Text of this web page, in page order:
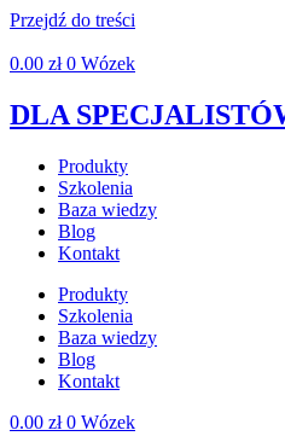
Przejdź do treści
0.00 zł 0 Wózek
DLA
Produkty
Szkolenia
Baza wiedzy
Blog
Kontakt
Produkty
Szkolenia
Baza wiedzy
Blog
Kontakt
0.00 zł 0 Wózek